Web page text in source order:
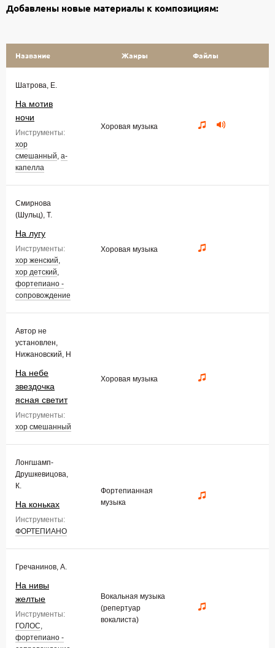
Добавлены новые материалы к композициям:
Название Жанры Файлы
Шатрова, Е.
На мотив
ночи
Инструменты:
хор
смешанный, а-
капелла
Хоровая музыка
Смирнова
(Шульц), Т.
На лугу
Инструменты:
хор женский,
хор детский,
фортепиано -
сопровождение
Хоровая музыка
Автор не
установлен,
Нижановский, Н
На небе
звездочка
ясная светит
Инструменты:
хор смешанный
Хоровая музыка
Лонгшамп-
Друшкевицова,
К.
На коньках
Инструменты:
ФОРТЕПИАНО
Фортепианная
музыка
Гречанинов, А.
На нивы
желтые
Инструменты:
ГОЛОС,
фортепиано -
Вокальная музыка
(репертуар
вокалиста)